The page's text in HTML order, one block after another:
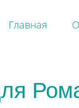
Главная